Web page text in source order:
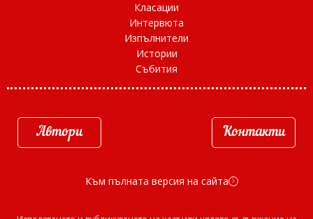
Класации
Интервюта
Изпълнители
Истории
Събития
Автори Контакти
Към пълната версия на сайта d